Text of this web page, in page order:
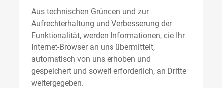
Aus technischen Gründen und zur
Aufrechterhaltung und Verbesserung der
Funktionalität, werden Informationen, die Ihr
Internet-Browser an uns übermittelt,
automatisch von uns erhoben und
gespeichert und soweit erforderlich, an Dritte
weitergegeben.